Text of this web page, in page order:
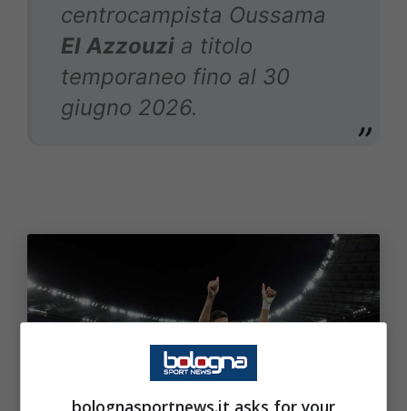
centrocampista Oussama
El Azzouzi a titolo
temporaneo fino al 30
giugno 2026.
bolognasportnews.it asks for your